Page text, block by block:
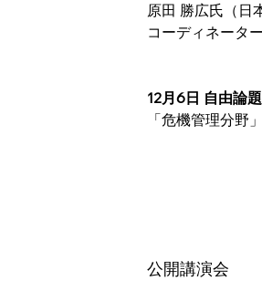
原田 勝広氏（日
コーディネータ
12月6日 自由論
「危機管理分野
公開講演会